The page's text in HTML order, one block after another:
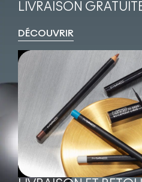
LIVRAISON
DÉCOUVRIR